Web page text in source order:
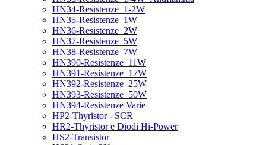
HN34-Resistenze_1-2W
HN35-Resistenze_1W
HN36-Resistenze_2W
HN37-Resistenze_5W
HN38-Resistenze_7W
HN390-Resistenze_11W
HN391-Resistenze_17W
HN392-Resistenze_25W
HN393-Resistenze_50W
HN394-Resistenze Varie
HP2-Thyristor - SCR
HR2-Thyristor e Diodi Hi-Power
HS2-Transistor